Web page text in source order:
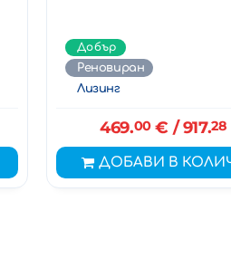
Добър
Реновиран
Лизинг
469.00€ / 917.28
ДОБАВИ В